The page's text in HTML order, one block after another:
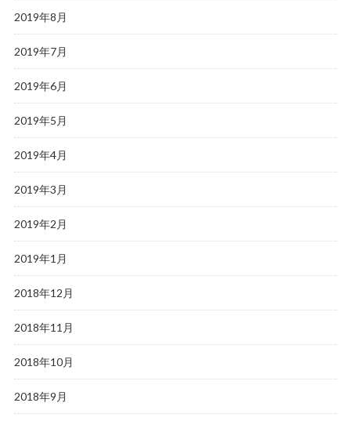
2019年8月
2019年7月
2019年6月
2019年5月
2019年4月
2019年3月
2019年2月
2019年1月
2018年12月
2018年11月
2018年10月
2018年9月